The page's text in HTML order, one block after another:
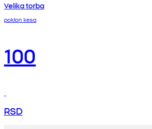
Velika torba
poklon kesa
100
RSD